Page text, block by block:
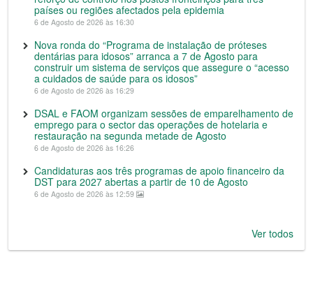
países ou regiões afectados pela epidemia
6 de Agosto de 2026 às 16:30
Nova ronda do “Programa de instalação de próteses
dentárias para idosos” arranca a 7 de Agosto para
construir um sistema de serviços que assegure o “acesso
a cuidados de saúde para os idosos”
6 de Agosto de 2026 às 16:29
DSAL e FAOM organizam sessões de emparelhamento de
emprego para o sector das operações de hotelaria e
restauração na segunda metade de Agosto
6 de Agosto de 2026 às 16:26
Candidaturas aos três programas de apoio financeiro da
DST para 2027 abertas a partir de 10 de Agosto
6 de Agosto de 2026 às 12:59
Ver todos